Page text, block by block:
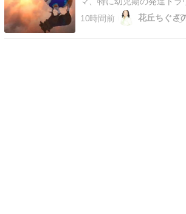
の自分を覆い隠して生きて
即して自分を変えて違うペ
10時間前 花丘ちぐさのト